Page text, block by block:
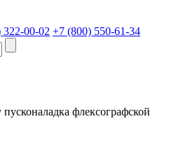
322-00-02 +7 (800) 550-61-34
флексографской